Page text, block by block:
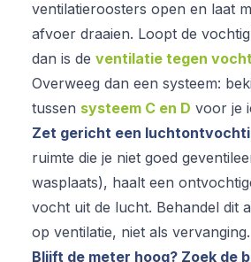
ventilatieroosters open en laat
afvoer draaien. Loopt de
dan is de ventilatie tegen
Overweeg dan een systeem:
tussen systeem C en D voor je
Zet gericht een
ruimte die je niet goed
wasplaats), haalt een
vocht uit de lucht. Behandel dit
op ventilatie, niet als vervanging.
Blijft de meter hoog? Zoek de